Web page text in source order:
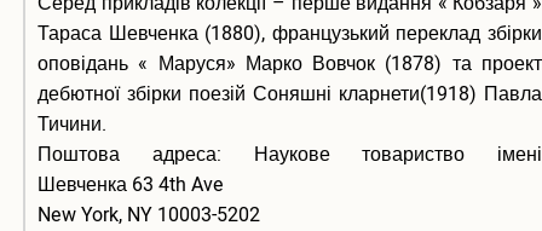
Тараса Шевченка (1880), французький переклад збірки
оповідань « Маруся» Марко Вовчок (1878) та проект
дебютної збірки поезій Соняшні кларнети(1918) Павла
Тичини.
Поштова адреса: Наукове товариство імені
Шевченка 63 4th Ave
New York, NY 10003-5202